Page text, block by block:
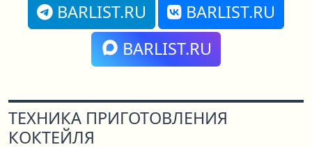
BARLIST.RU
BARLIST.RU
BARLIST.RU
ТЕХНИКА ПРИГОТОВЛЕНИЯ
КОКТЕЙЛЯ